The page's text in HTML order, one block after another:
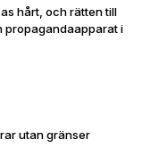
hårt, och rätten till
propagandaapparat i